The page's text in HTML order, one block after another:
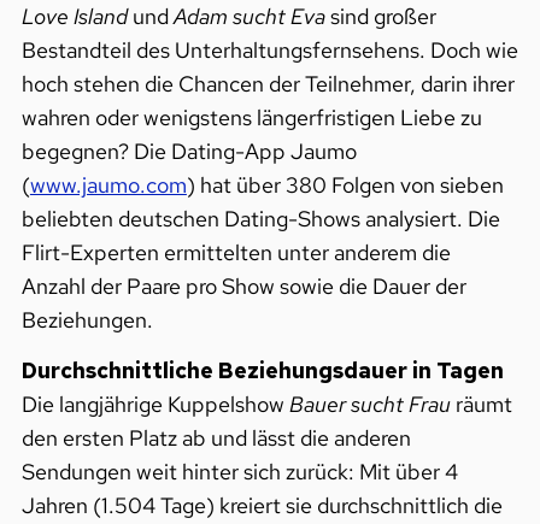
Love IslandundAdam sucht Evasind großer
Bestandteil des Unterhaltungsfernsehens. Doch wie
hoch stehen die Chancen der Teilnehmer, darin ihrer
wahren oder wenigstens längerfristigen Liebe zu
begegnen? Die Dating-App Jaumo
(www.jaumo.com) hat über 380 Folgen von sieben
beliebten deutschen Dating-Shows analysiert. Die
Flirt-Experten ermittelten unter anderem die
Anzahl der Paare pro Show sowie die Dauer der
Beziehungen.
Durchschnittliche Beziehungsdauer in Tagen
Die langjährige Kuppelshow Bauer sucht Frau räumt
den ersten Platz ab und lässt die anderen
Sendungen weit hinter sich zurück: Mit über 4
Jahren (1.504 Tage) kreiert sie durchschnittlich die